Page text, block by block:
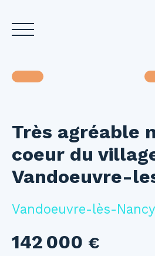
Accueil Acheter Louer
Estimez votre bien
Très agréable
coeur du
Vandoeuvre-
Vandoeuvre-lès-
142 000 €